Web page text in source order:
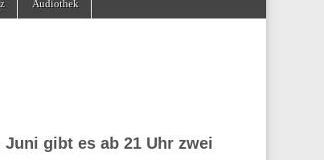
Audiothek
gibt es ab 21 Uhr zwei